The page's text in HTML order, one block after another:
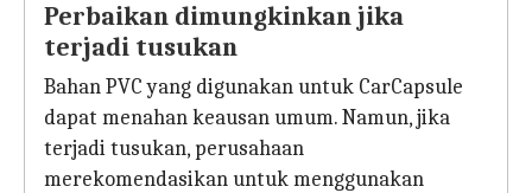
Perbaikan dimungkinkan jika
terjadi tusukan
Bahan PVC yang digunakan untuk CarCapsule
dapat menahan keausan umum. Namun, jika
terjadi tusukan, perusahaan
merekomendasikan untuk menggunakan